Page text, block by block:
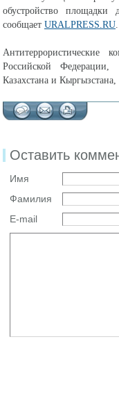
обустройство площадки
сообщает URALPRESS.RU.
Антитеррористические
Российской Федерации,
Казахстана и
Оставить
Имя
Фамилия
E-mail